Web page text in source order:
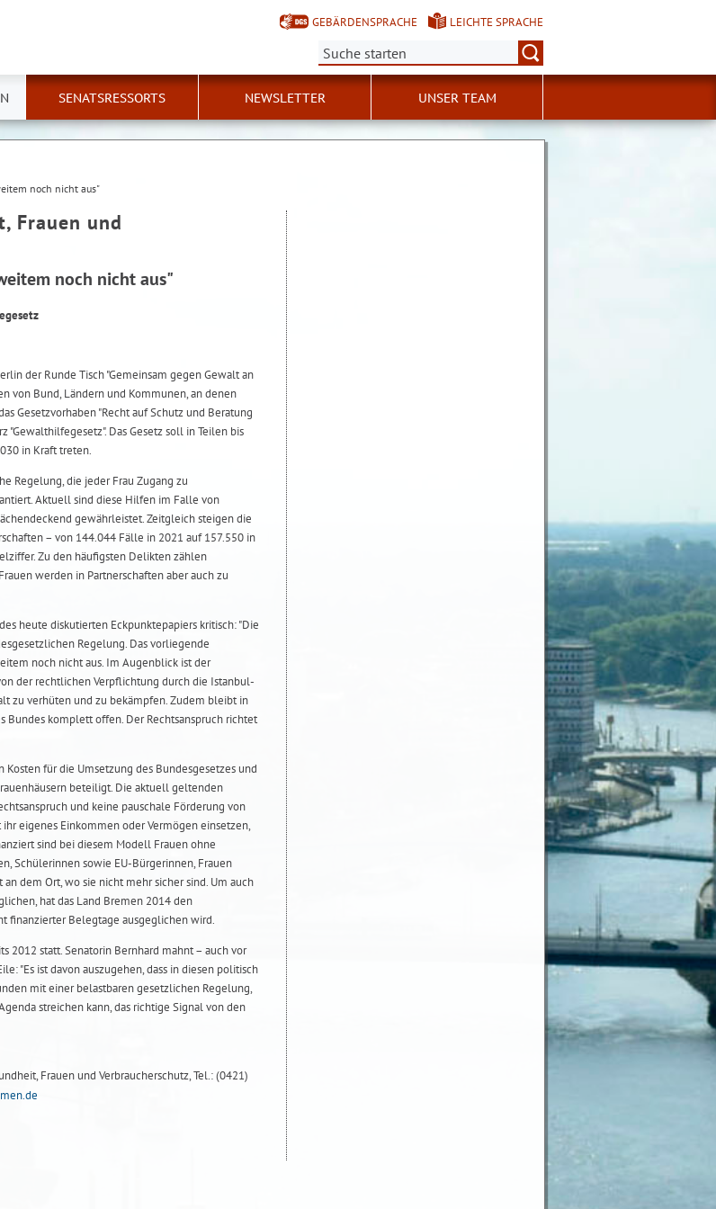
GEBÄRDENSPRACHE
LEICHTE SPRACHE
Suche:
SENATSRESSORTS NEWSLETTER UNSER TEAM
noch nicht aus"
Frauen und
noch nicht aus"
der Runde Tisch "Gemeinsam gegen Gewalt an
von Bund, Ländern und Kommunen, an denen
Gesetzvorhaben "Recht auf Schutz und Beratung
"Gewalthilfegesetz". Das Gesetz soll in Teilen bis
in Kraft treten.
Regelung, die jeder Frau Zugang zu
Aktuell sind diese Hilfen im Falle von
gewährleistet. Zeitgleich steigen die
– von 144.044 Fälle in 2021 auf 157.550 in
Zu den häufigsten Delikten zählen
werden in Partnerschaften aber auch zu
heute diskutierten Eckpunktepapiers kritisch: "Die
Regelung. Das vorliegende
noch nicht aus. Im Augenblick ist der
der rechtlichen Verpflichtung durch die Istanbul-
zu verhüten und zu bekämpfen. Zudem bleibt in
komplett offen. Der Rechtsanspruch richtet
für die Umsetzung des Bundesgesetzes und
beteiligt. Die aktuell geltenden
und keine pauschale Förderung von
eigenes Einkommen oder Vermögen einsetzen,
sind bei diesem Modell Frauen ohne
Schülerinnen sowie EU-Bürgerinnen, Frauen
dem Ort, wo sie nicht mehr sicher sind. Um auch
hat das Land Bremen 2014 den
finanzierter Belegtage ausgeglichen wird.
2012 statt. Senatorin Bernhard mahnt – auch vor
"Es ist davon auszugehen, dass in diesen politisch
mit einer belastbaren gesetzlichen Regelung,
streichen kann, das richtige Signal von den
Frauen und Verbraucherschutz, Tel.: (0421)